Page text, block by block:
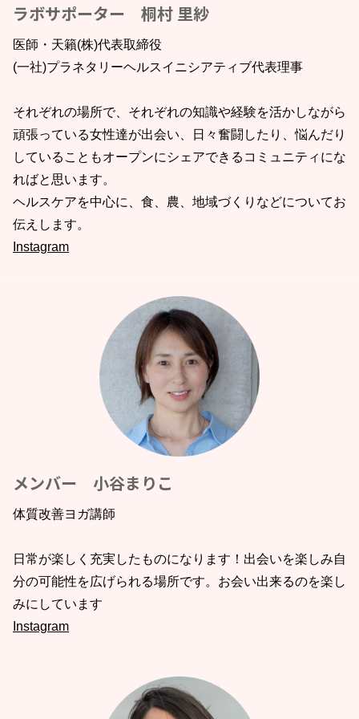
ラボサポーター 桐村 里紗
医師・天籟(株)代表取締役
(一社)プラネタリーヘルスイニシアティブ代表理事
それぞれの場所で、それぞれの知識や経験を活かしながら
頑張っている女性達が出会い、日々奮闘したり、悩んだり
していることもオープンにシェアできるコミュニティにな
ればと思います。
ヘルスケアを中心に、食、農、地域づくりなどについてお
伝えします。
Instagram
メンバー 小谷まりこ
体質改善ヨガ講師
日常が楽しく充実したものになります！出会いを楽しみ自
分の可能性を広げられる場所です。お会い出来るのを楽し
みにしています
Instagram